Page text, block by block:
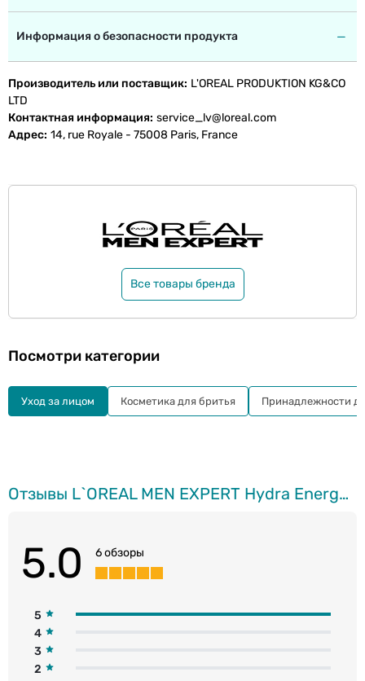
Информация о безопасности продукта
Производитель или поставщик L'OREAL PRODUKTION KG&CO
LTD
Контактная информация service_lv@loreal.com
Адрес 14, rue Royale - 75008 Paris, France
Все товары бренда
Отзывы L`OREAL MEN EXPERT Hydra Energetic увлажняющий гелевый крем для лица, 50мл
5.0 6 обзоры
5
4
3
2
Посмотри категории
Уход за лицом Косметика для бритья Принадлежности